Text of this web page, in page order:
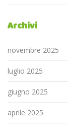
Archivi
novembre 2025
luglio 2025
giugno 2025
aprile 2025